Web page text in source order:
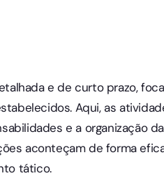
e de curto prazo,
Aqui, as
e a organização
aconteçam de forma
tático.